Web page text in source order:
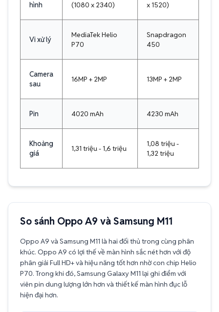
hình
(1080 x 2340)
x 1520)
Vi xử lý
MediaTek Helio
P70
Snapdragon
450
Camera
sau
16MP + 2MP 13MP + 2MP
Pin 4020 mAh 4230 mAh
Khoảng
giá
1,31 triệu - 1,6 triệu
1,08 triệu -
1,32 triệu
So sánh Oppo A9 và Samsung M11
Oppo A9 và Samsung M11 là hai đối thủ trong cùng phân
khúc. Oppo A9 có lợi thế về màn hình sắc nét hơn với độ
phân giải Full HD+ và hiệu năng tốt hơn nhờ con chip Helio
P70. Trong khi đó, Samsung Galaxy M11 lại ghi điểm với
viên pin dung lượng lớn hơn và thiết kế màn hình đục lỗ
hiện đại hơn.